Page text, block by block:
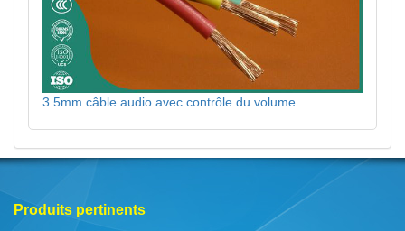
3.5mm câble audio avec contrôle du volume
Produits pertinents